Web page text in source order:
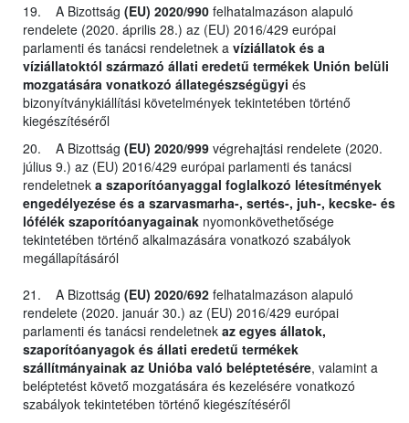
19. A Bizottság (EU) 2020/990 felhatalmazáson alapuló
rendelete (2020. április 28.) az (EU) 2016/429 európai
parlamenti és tanácsi rendeletnek a víziállatok és a
víziállatoktól származó állati eredetű termékek Unión belüli
mozgatására vonatkozó állategészségügyi és
bizonyítványkiállítási követelmények tekintetében történő
kiegészítéséről
20. A Bizottság (EU) 2020/999 végrehajtási rendelete (2020.
július 9.) az (EU) 2016/429 európai parlamenti és tanácsi
rendeletnek a szaporítóanyaggal foglalkozó létesítmények
engedélyezése és a szarvasmarha-, sertés-, juh-, kecske- és
lófélék szaporítóanyagainak nyomonkövethetősége
tekintetében történő alkalmazására vonatkozó szabályok
megállapításáról
21. A Bizottság (EU) 2020/692 felhatalmazáson alapuló
rendelete (2020. január 30.) az (EU) 2016/429 európai
parlamenti és tanácsi rendeletnek az egyes állatok,
szaporítóanyagok és állati eredetű termékek
szállítmányainak az Unióba való beléptetésére, valamint a
beléptetést követő mozgatására és kezelésére vonatkozó
szabályok tekintetében történő kiegészítéséről